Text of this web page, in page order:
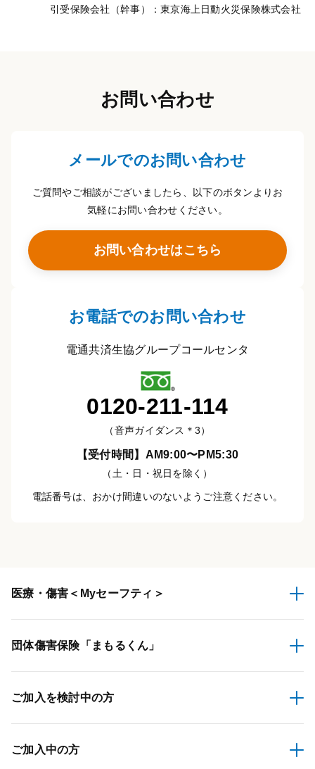
引受保険会社（幹事）：東京海上日動火災保険株式会社
お問い合わせ
メールでのお問い合わせ
ご質問やご相談がございましたら、以下のボタンよりお
気軽にお問い合わせください。
お問い合わせはこちら
お電話でのお問い合わせ
電通共済生協グループコールセンタ
0120-211-114
（音声ガイダンス＊3）
【受付時間】AM9:00〜PM5:30
（土・日・祝日を除く）
電話番号は、おかけ間違いのないようご注意ください。
医療・傷害 ＜Myセーフティ＞
団体傷害保険「まもるくん」
ご加入を検討中の方
ご加入中の方